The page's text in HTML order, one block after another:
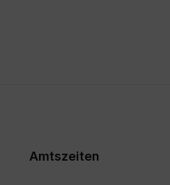
Amtszeiten